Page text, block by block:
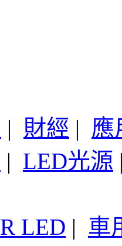
| 財經 | 應
| LED光源
LED | 車